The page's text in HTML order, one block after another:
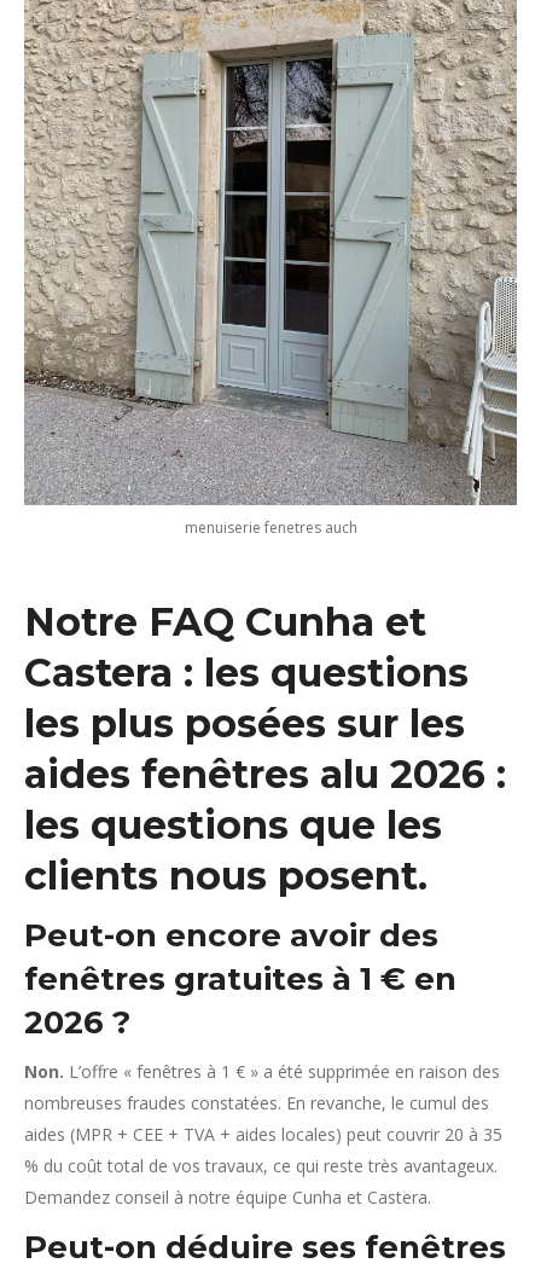
menuiserie fenetres auch
Notre FAQ Cunha et
Castera : les questions
les plus posées sur les
aides fenêtres alu 2026 :
les questions que les
clients nous posent.
Peut-on encore avoir des
fenêtres gratuites à 1 € en
2026 ?
Non. L’offre « fenêtres à 1 € » a été supprimée en raison des
nombreuses fraudes constatées. En revanche, le cumul des
aides (MPR + CEE + TVA + aides locales) peut couvrir 20 à 35
% du coût total de vos travaux, ce qui reste très avantageux.
Demandez conseil à notre équipe Cunha et Castera.
Peut-on déduire ses fenêtres